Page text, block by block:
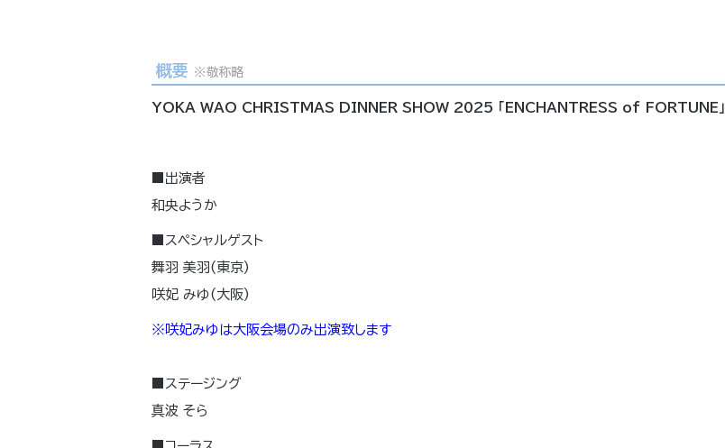
概要 ※敬称略
YOKA WAO CHRISTMAS DINNER SHOW 2025 「ENCHANTRESS of FORTUNE」
■出演者
和央ようか
■スペシャルゲスト
舞羽 美羽(東京)
咲妃 みゆ(大阪)
※咲妃みゆは大阪会場のみ出演致します
■ステージング
真波 そら